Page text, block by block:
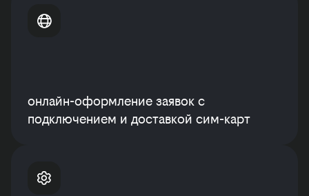
онлайн-оформление заявок с
подключением и доставкой сим-карт